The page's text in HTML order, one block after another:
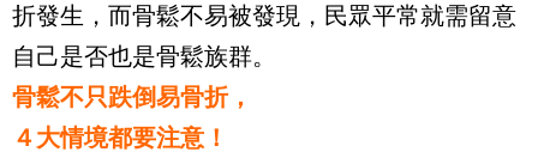
折發生，而骨鬆不易被發現，民眾平常就需留意
自己是否也是骨鬆族群。
骨鬆不只跌倒易骨折，
４大情境都要注意！